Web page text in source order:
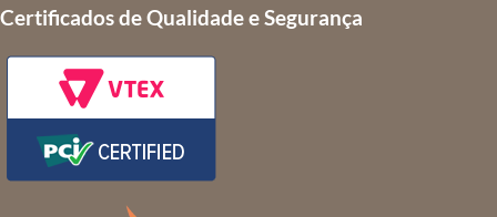
Certificados de Qualidade e Segurança